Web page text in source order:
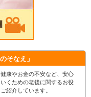
そなえ」
康やお金の不安など、安心
くための老後に関するお役
紹介しています。